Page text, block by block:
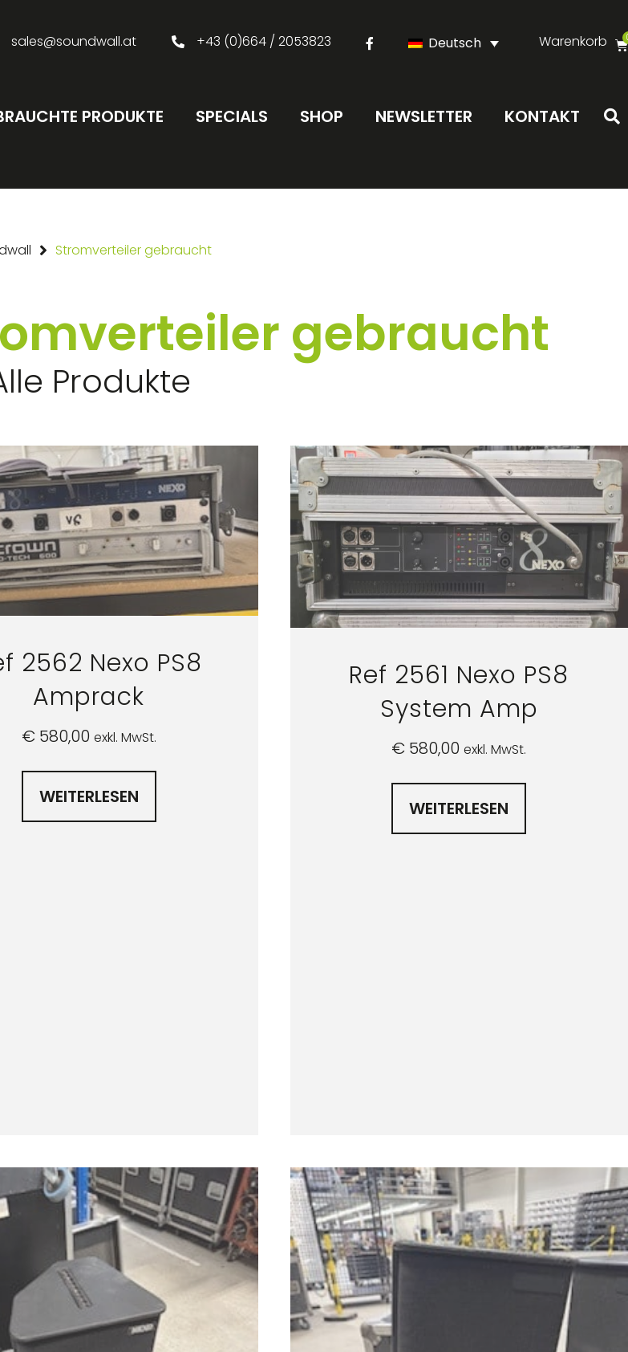
sales@soundwall.at +43 (0)664 / 2053823 Deutsch Warenkorb
PRODUKTE SPECIALS SHOP NEWSLETTER KONTAKT
Stromverteiler gebraucht
gebraucht
Produkte
2562 Nexo PS8
Amprack
€580,00 exkl. MwSt.
WEITERLESEN
Ref 2561 Nexo PS8
System Amp
€ 580,00 exkl. MwSt.
WEITERLESEN